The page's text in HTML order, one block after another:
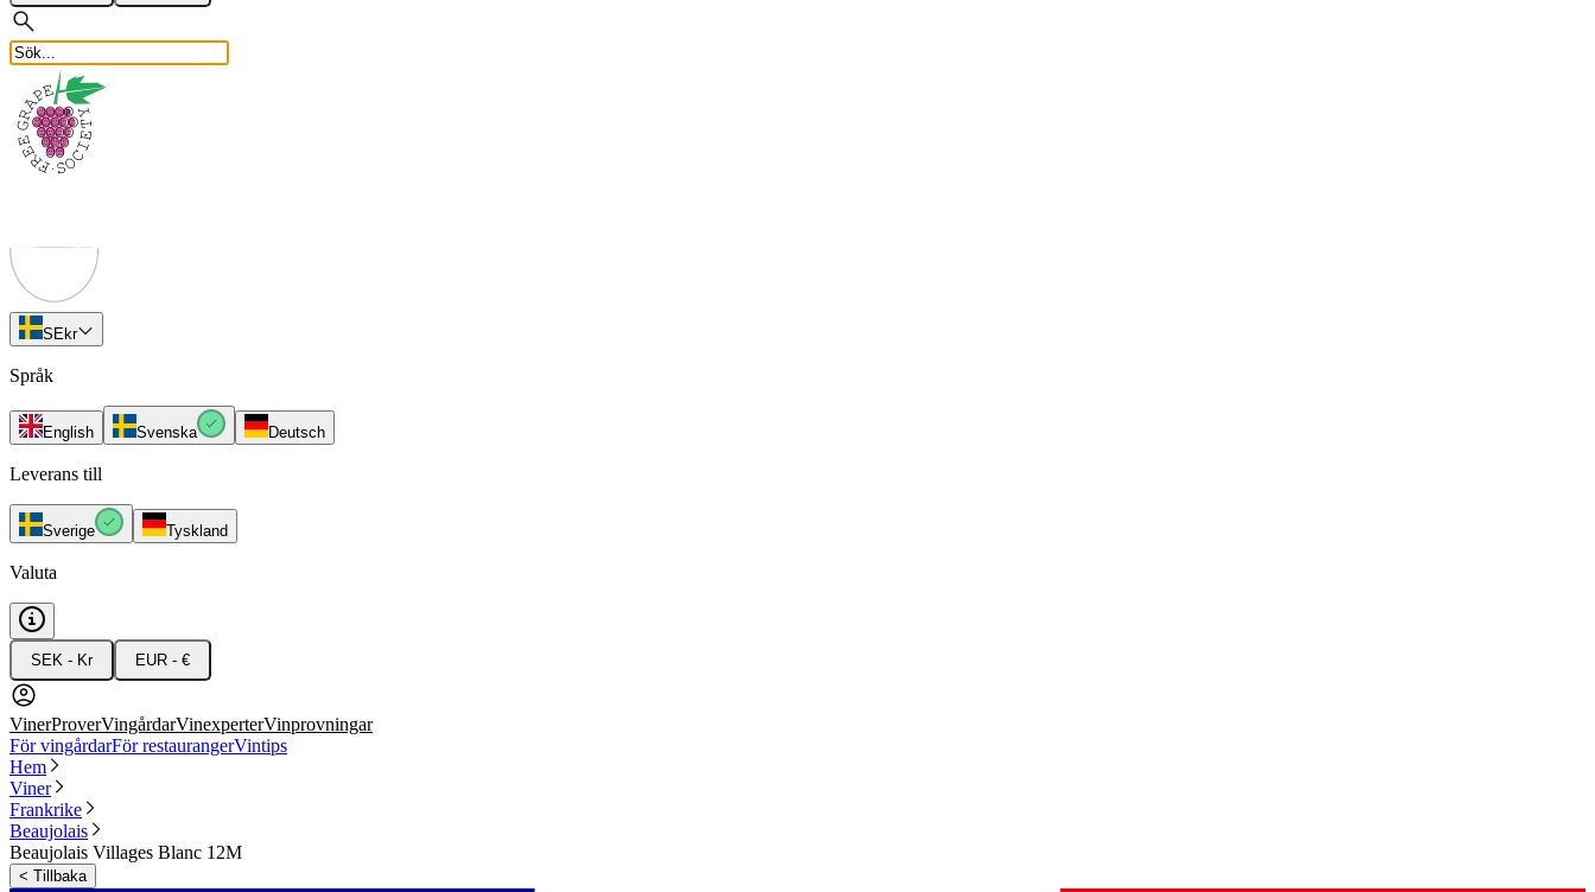
SEkr
Språk
English Svenska Deutsch
Leverans till
Sverige Tyskland
Valuta
SEK - Kr EUR - €
VinerProverVingårdarVinexperterVinprovningar
För vingårdarFör restaurangerVintips
Hem
Viner
Frankrike
Beaujolais
Beaujolais Villages Blanc 12M
< Tillbaka